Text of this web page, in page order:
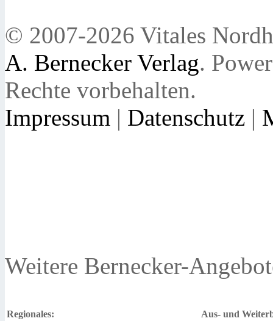
© 2007-2026 Vitales
A. Bernecker Verlag.
Rechte vorbehalten.
Impressum | Datenschutz |
Weitere Bernecker-
Regionales: Aus- und